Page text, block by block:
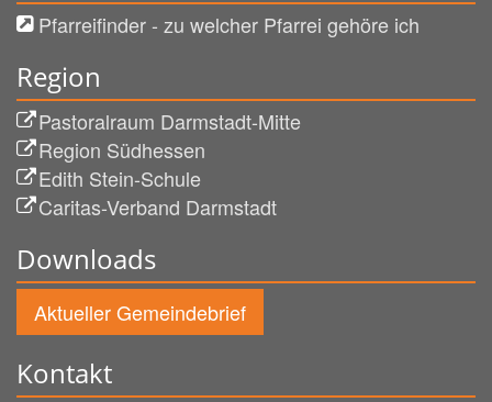
Pfarreifinder - zu welcher Pfarrei gehöre ich
Region
Pastoralraum Darmstadt-Mitte
Region Südhessen
Edith Stein-Schule
Caritas-Verband Darmstadt
Downloads
Aktueller Gemeindebrief
Kontakt